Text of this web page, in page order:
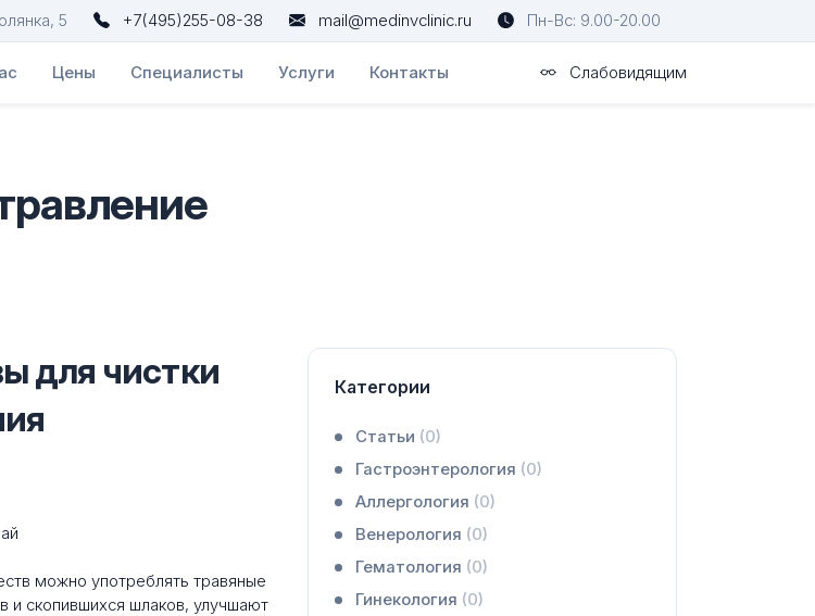
5 +7(495)255-08-38 mail@medinvclinic.ru Пн-Вс: 9.00-20.00
Цены Специалисты Услуги Контакты Слабовидящим
для чистки
можно употреблять травяные
и скопившихся шлаков, улучшают
Категории
Статьи (0)
Гастроэнтерология (0)
Аллергология (0)
Венерология (0)
Гематология (0)
Гинекология (0)